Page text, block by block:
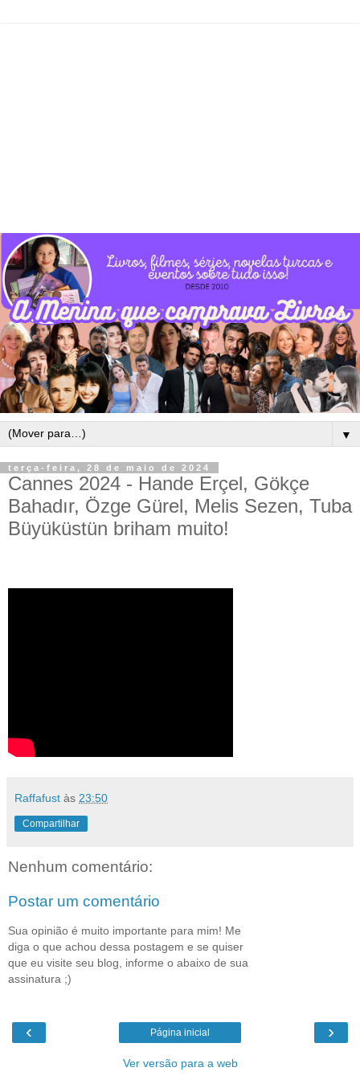
▼
terça-feira, 28 de maio de 2024
Cannes 2024 - Hande Erçel, Gökçe
Bahadır, Özge Gürel, Melis Sezen, Tuba
Büyüküstün briham muito!
Raffafust às 23:50
Compartilhar
Nenhum comentário:
Postar um comentário
Sua opinião é muito importante para mim! Me
diga o que achou dessa postagem e se quiser
que eu visite seu blog, informe o abaixo de sua
assinatura ;)
‹ ›
Página inicial
Ver versão para a web